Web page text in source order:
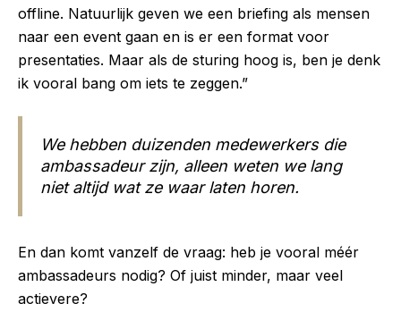
offline. Natuurlijk geven we een briefing als mensen
naar een event gaan en is er een format voor
presentaties. Maar als de sturing hoog is, ben je denk
ik vooral bang om iets te zeggen.”
We hebben duizenden medewerkers die
ambassadeur zijn, alleen weten we lang
niet altijd wat ze waar laten horen.
En dan komt vanzelf de vraag: heb je vooral méér
ambassadeurs nodig? Of juist minder, maar veel
actievere?